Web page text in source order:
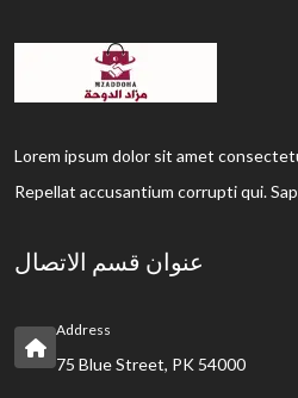
Lorem ipsum dolor sit amet
Repellat accusantium corrupti qui.
عنوان قسم الاتصال
Address
75 Blue Street, PK 54000